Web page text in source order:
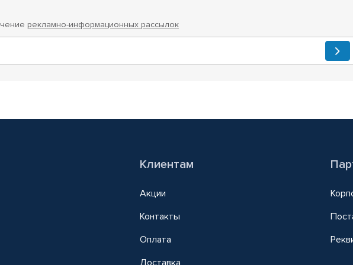
рекламно-информационных рассылок
Клиентам
Акции
Контакты
Оплата
Доставка